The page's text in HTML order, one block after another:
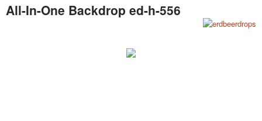
All-In-One Backdrop ed-h-556